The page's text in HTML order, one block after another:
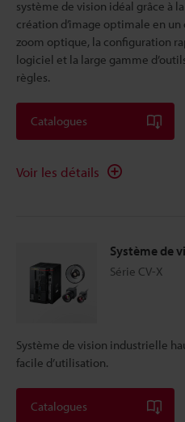
système de vision idéal grâce à
création d’image optimale en
zoom optique, la configuration
logiciel et la large gamme
règles.
Catalogues
Voir les détails
Système de
Série CV-X
Système de vision industrielle
facile d’utilisation.
Catalogues